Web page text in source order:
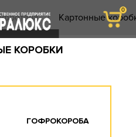
/ Картонные
КОРОБКИ
ГОФРОКОРОБА